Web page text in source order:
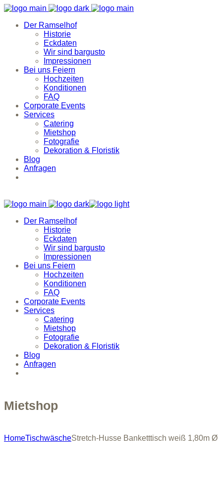
Der Ramselhof
Historie
Eckdaten
Wir sind bargusto
Impressionen
Bei uns Feiern
Hochzeiten
Konditionen
FAQ
Corporate Events
Services
Catering
Mietshop
Fotografie
Dekoration & Floristik
Blog
Anfragen
Der Ramselhof
Historie
Eckdaten
Wir sind bargusto
Impressionen
Bei uns Feiern
Hochzeiten
Konditionen
FAQ
Corporate Events
Services
Catering
Mietshop
Fotografie
Dekoration & Floristik
Blog
Anfragen
Mietshop
HomeTischwäscheStretch-Husse Banketttisch weiß 1,80m Ø